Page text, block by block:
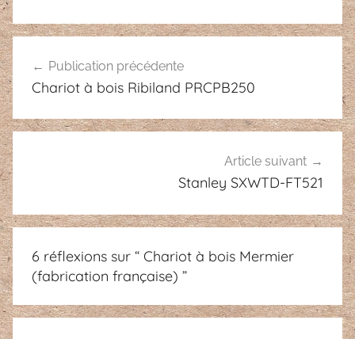
Navigation
de
l’article
Publication précédente
Chariot à bois Ribiland PRCPB250
Article suivant
Stanley SXWTD-FT521
6 réflexions sur “ Chariot à bois Mermier
(fabrication française) ”